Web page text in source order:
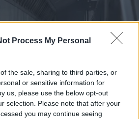
Process My Personal
the sale, sharing to third parties, or
or sensitive information for
us, please use the below opt-out
selection. Please note that after your
you may continue seeing